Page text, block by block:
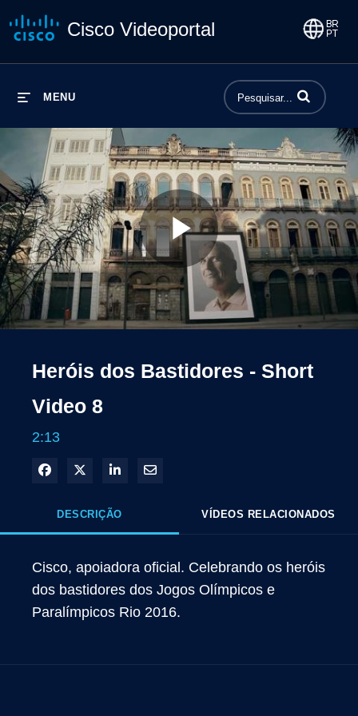
Cisco Videoportal
MENU Insira termos
Play
Heróis dos Bastidores - Short
Video 8
2:13
Compartilhar no Facebook
Compartilhar no X
Compartilhar no LinkedIn
Compartilhar por e-mail
DESCRIÇÃO VÍDEOS RELACIONADOS
Cisco, apoiadora oficial. Celebrando os heróis
dos bastidores dos Jogos Olímpicos e
Paralímpicos Rio 2016.